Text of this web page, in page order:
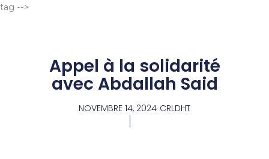
tag -->
Appel à la solidarité
avec Abdallah Said
NOVEMBRE 14, 2024 CRLDHT